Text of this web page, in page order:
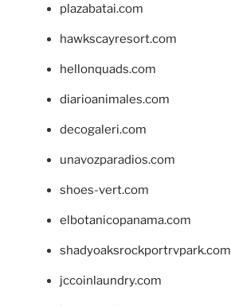
plazabatai.com
hawkscayresort.com
hellonquads.com
diarioanimales.com
decogaleri.com
unavozparadios.com
shoes-vert.com
elbotanicopanama.com
shadyoaksrockportrvpark.com
jccoinlaundry.com